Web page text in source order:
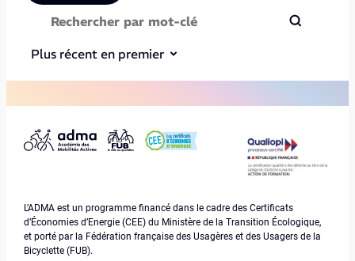
Plus récent en premier
L’ADMA est un programme financé dans le cadre des Certificats
d’Économies d’Energie (CEE) du Ministère de la Transition Écologique,
et porté par la Fédération française des Usagères et des Usagers de la
Bicyclette (FUB).